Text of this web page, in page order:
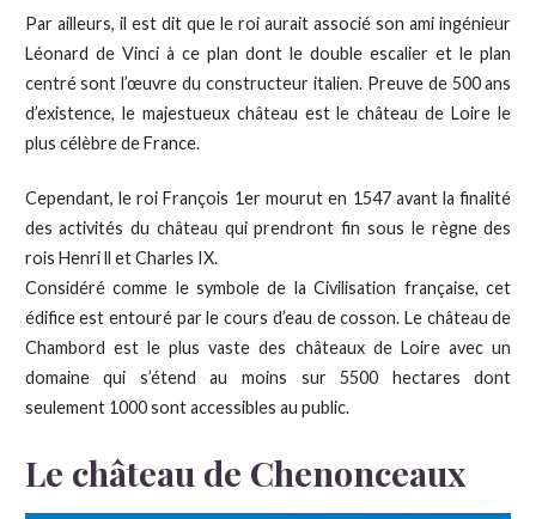
Par ailleurs, il est dit que le roi aurait associé son ami ingénieur
Léonard de Vinci à ce plan dont le double escalier et le plan
centré sont l’œuvre du constructeur italien. Preuve de 500 ans
d’existence, le majestueux château est le château de Loire le
plus célèbre de France.
Cependant, le roi François 1er mourut en 1547 avant la finalité
des activités du château qui prendront fin sous le règne des
rois Henri ll et Charles IX.
Considéré comme le symbole de la Civilisation française, cet
édifice est entouré par le cours d’eau de cosson. Le château de
Chambord est le plus vaste des châteaux de Loire avec un
domaine qui s’étend au moins sur 5500 hectares dont
seulement 1000 sont accessibles au public.
Le château de Chenonceaux